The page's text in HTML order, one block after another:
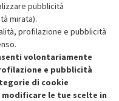
ricondizionato.
pubblicità
mirata).
profilazione e pubblicità
volontariamente
e pubblicità
di cookie
modificare le tue scelte in